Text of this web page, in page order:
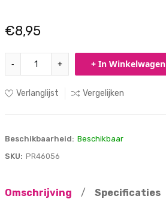
€8,95
- + + In Winkelwagen
Verlanglijst Vergelijken
Beschikbaarheid: Beschikbaar
SKU: PR46056
Omschrijving / Specificaties